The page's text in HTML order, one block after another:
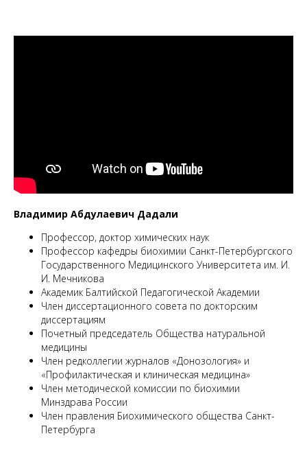
Владимир Абдулаевич Дадали
Профессор, доктор химических наук
Профессор кафедры биохимии Санкт-Петербургского
Государственного Медицинского Университета им. И.
И. Мечникова
Академик Балтийской Педагогической Академии
Член диссертационного совета по докторским
диссертациям
Почетный председатель Общества натуральной
медицины
Член редколлегии журналов «Донозология» и
«Профилактическая и клиническая медицина»
Член методической комиссии по биохимии
Минздрава России
Член правления Биохимического общества Санкт-
Петербурга